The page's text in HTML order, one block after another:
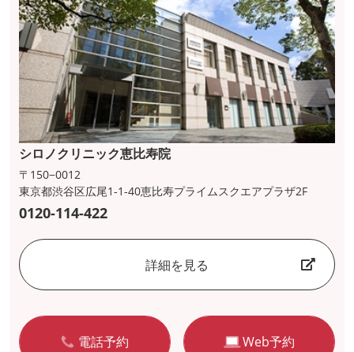
シロノクリニック恵比寿院
〒150−0012
東京都渋谷区広尾1-1-40恵比寿プライムスクエアプラザ2F
0120-114-422
詳細を見る
電話予約 Web予約